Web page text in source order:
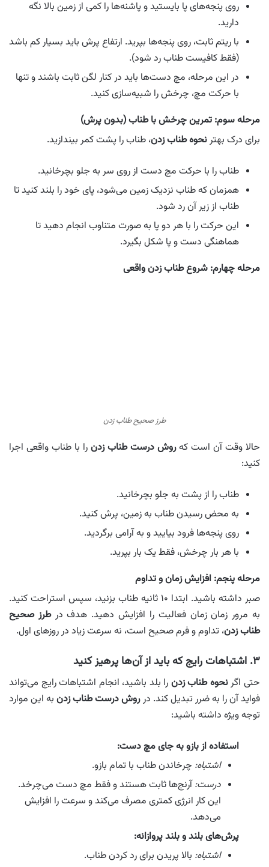
روی پنجه‌های پا بایستید و پاشنه‌ها را کمی از زمین بالا نگه
دارید.
با ریتم ثابت، روی پنجه‌ها بپرید. ارتفاع پرش باید بسیار کم باشد
(فقط کافیست طناب رد شود).
در این مرحله، مچ دست‌ها باید در کنار لگن ثابت باشند و تنها
با حرکت مچ، چرخش را شبیه‌سازی کنید.
مرحله سوم: تمرین چرخش با طناب (بدون پرش)
برای درک بهترنحوه طناب زدن، طناب را پشت کمر بیندازید.
طناب را با حرکت مچ دست از روی سر به جلو بچرخانید.
همزمان که طناب نزدیک زمین می‌شود، پای خود را بلند کنید تا
طناب از زیر آن رد شود.
این حرکت را با هر دو پا به صورت متناوب انجام دهید تا
هماهنگی دست و پا شکل بگیرد.
مرحله چهارم: شروع طناب زدن واقعی
طرز صحیح طناب زدن
حالا وقت آن است کهروش درست طناب زدن را با طناب واقعی اجرا
کنید:
طناب را از پشت به جلو بچرخانید.
به محض رسیدن طناب به زمین، پرش کنید.
روی پنجه‌ها فرود بیایید و به آرامی برگردید.
با هر بار چرخش، فقط یک بار بپرید.
مرحله پنجم: افزایش زمان و تداوم
صبر داشته باشید. ابتدا ۱۰ ثانیه طناب بزنید، سپس استراحت کنید.
به مرور زمان زمان فعالیت را افزایش دهید. هدف درطرز صحیح
طناب زدن، تداوم و فرم صحیح است، نه سرعت زیاد در روزهای اول.
۳. اشتباهات رایج که باید از آن‌ها پرهیز کنید
حتی اگرنحوه طناب زدن را بلد باشید، انجام اشتباهات رایج می‌تواند
فواید آن را به ضرر تبدیل کند. درروش درست طناب زدنبه این موارد
توجه ویژه داشته باشید:
استفاده از بازو به جای مچ دست:
اشتباه: چرخاندن طناب با تمام بازو.
درست:آرنج‌ها ثابت هستند و فقط مچ دست می‌چرخد.
این کار انرژی کمتری مصرف می‌کند و سرعت را افزایش
می‌دهد.
پرش‌های بلند و بلند پروازانه:
اشتباه: بالا پریدن برای رد کردن طناب.